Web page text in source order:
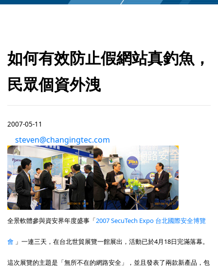
如何有效防止假網站真釣魚，
民眾個資外洩
2007-05-11
steven@changingtec.com
全景軟體參與資安界年度盛事「2007 SecuTech Expo 台北國際安全博覽
會 」一連三天，在台北世貿展覽一館展出，活動已於4月18日完滿落幕。
這次展覽的主題是「無所不在的網路安全」，並且發表了兩款新產品，包